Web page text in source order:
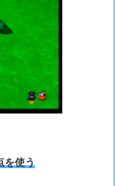
を使う